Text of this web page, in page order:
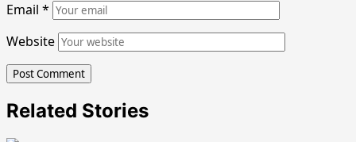
Email *
Website
Related Stories